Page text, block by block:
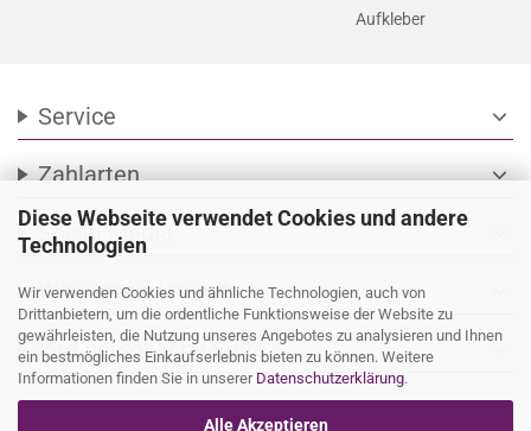
Diese Webseite verwendet Cookies und andere
Technologien
Wir verwenden Cookies und ähnliche Technologien, auch von
Drittanbietern, um die ordentliche Funktionsweise der Website zu
gewährleisten, die Nutzung unseres Angebotes zu analysieren und Ihnen
ein bestmögliches Einkaufserlebnis bieten zu können. Weitere
Informationen finden Sie in unserer Datenschutzerklärung.
Alle Akzeptieren
Aufkleber
Service expand_more
Zahlarten expand_more
Social Media
Wir versenden mit
Ihre persönliche Seite expand_more